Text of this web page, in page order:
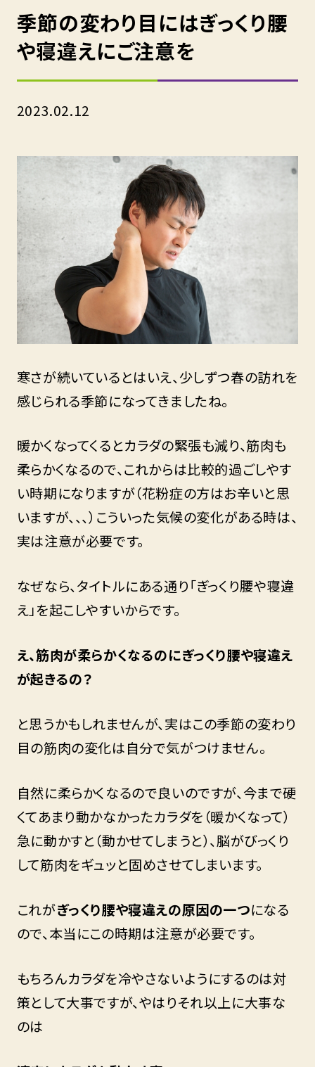
季節の変わり目にはぎっくり腰
や寝違えにご注意を
2023.02.12
寒さが続いているとはいえ、少しずつ春の訪れを
感じられる季節になってきましたね。
暖かくなってくるとカラダの緊張も減り、筋肉も
柔らかくなるので、これからは比較的過ごしやす
い時期になりますが（花粉症の方はお辛いと思
いますが、、、）こういった気候の変化がある時は、
実は注意が必要です。
なぜなら、タイトルにある通り「ぎっくり腰や寝違
え」を起こしやすいからです。
え、筋肉が柔らかくなるのにぎっくり腰や寝違え
が起きるの？
と思うかもしれませんが、実はこの季節の変わり
目の筋肉の変化は自分で気がつけません。
自然に柔らかくなるので良いのですが、今まで硬
くてあまり動かなかったカラダを（暖かくなって）
急に動かすと（動かせてしまうと）、脳がびっくり
して筋肉をギュッと固めさせてしまいます。
これがぎっくり腰や寝違えの原因の一つになる
ので、本当にこの時期は注意が必要です。
もちろんカラダを冷やさないようにするのは対
策として大事ですが、やはりそれ以上に大事な
のは